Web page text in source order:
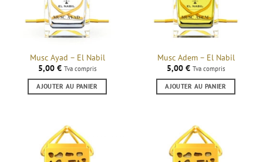
Musc Ayad – El Nabil
5,00 € Tva compris
AJOUTER AU PANIER
Musc Adem – El Nabil
5,00 € Tva compris
AJOUTER AU PANIER